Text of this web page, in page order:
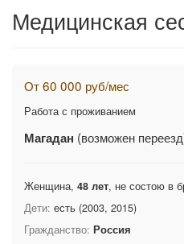
Медицинская
От 60 000 руб/мес
Работа с проживанием
Магадан (возможен
Женщина, 48 лет, не состою в
Дети: есть (2003, 2015)
Гражданство: Россия